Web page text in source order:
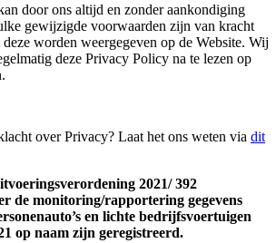
door ons altijd en zonder aankondiging
gewijzigde voorwaarden zijn van kracht
worden weergegeven op de Website. Wij
deze Privacy Policy na te lezen op
over Privacy? Laat het ons weten via dit
2021/ 392
de monitoring/rapportering gegevens
en lichte bedrijfsvoertuigen
op naam zijn geregistreerd.